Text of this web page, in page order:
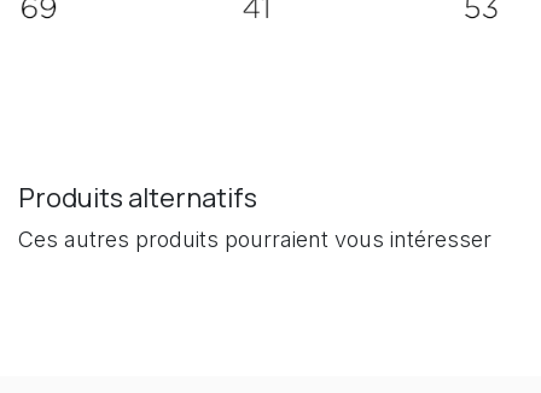
Produits alternatifs
Ces autres produits pourraient vous intéresser